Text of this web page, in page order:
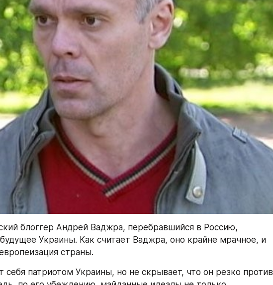
блоггер Андрей Ваджра, перебравшийся в Россию,
Украины. Как считает Ваджра, оно крайне мрачное, и
страны.
себя патриотом Украины, но не скрывает, что он резко против